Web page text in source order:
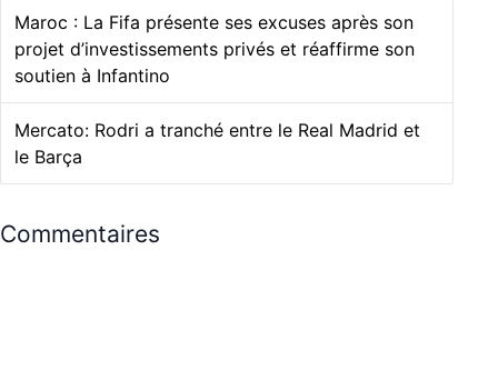
Maroc : La Fifa présente ses excuses après son
projet d’investissements privés et réaffirme son
soutien à Infantino
Mercato: Rodri a tranché entre le Real Madrid et
le Barça
Commentaires